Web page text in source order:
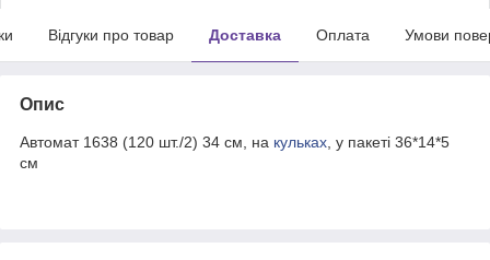
Відгуки про товар Доставка Оплата Умови
Опис
Автомат 1638 (120 шт./2) 34 см, на кульках , у пакеті 36*14*5
см